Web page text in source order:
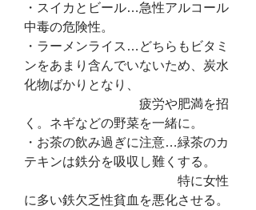
・スイカとビール…急性アルコール
中毒の危険性。
・ラーメンライス…どちらもビタミ
ンをあまり含んでいないため、炭水
化物ばかりとなり、
疲労や肥満を招
く。ネギなどの野菜を一緒に。
・お茶の飲み過ぎに注意…緑茶のカ
テキンは鉄分を吸収し難くする。
特に女性
に多い鉄欠乏性貧血を悪化させる。